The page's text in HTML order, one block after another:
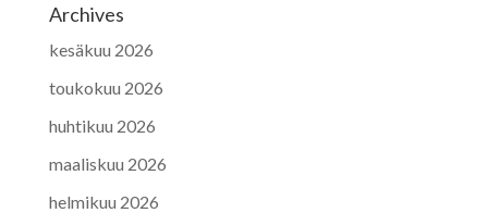
Archives
kesäkuu 2026
toukokuu 2026
huhtikuu 2026
maaliskuu 2026
helmikuu 2026